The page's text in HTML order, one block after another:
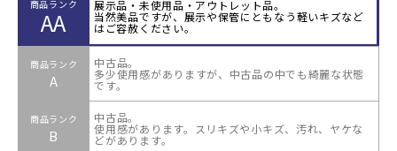
商品ランク
AA
展示品・未使用品・アウトレット品。
当然美品ですが、展示や保管にともなう軽いキズなど
はご容赦ください。
商品ランク
A
中古品。
多少使用感がありますが、中古品の中でも綺麗な状態
です。
商品ランク
B
中古品。
使用感があります。スリキズや小キズ、汚れ、ヤケな
どがあります。